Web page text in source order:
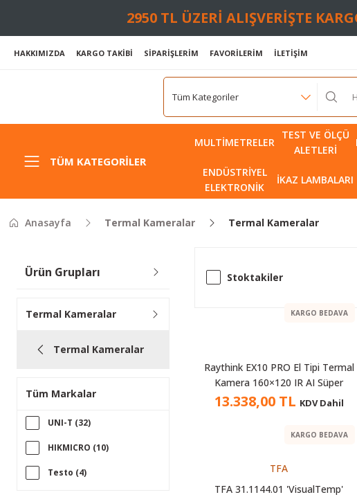
2950 TL ÜZERİ ALIŞVERİŞTE
HAKKIMIZDA KARGO TAKİBİ SİPARİŞLERİM FAVORİLERİM İLETİŞİM
TÜM KATEGORILER
MULTIMETRELER
TEST VE ÖLÇÜ
ALETLERI
ENDÜSTRIYEL
ELEKTRONIK
İKAZ LAMBALARI
Anasayfa Termal Kameralar Termal Kameralar
Ürün Grupları
Termal Kameralar
Termal Kameralar
Tüm Markalar
UNI-T (32)
HIKMICRO (10)
Testo (4)
Stoktakiler
KARGO BEDAVA
Raythink EX10 PRO El Tipi Termal
Kamera 160×120 IR AI Süper
Çözünürlük 320×240 40mK
Hassasiyet 10 Saat Pil Ömrü
13.338,00 TL KDV Dahil
KARGO BEDAVA
TFA
TFA 31.1144.01 'VisualTemp'